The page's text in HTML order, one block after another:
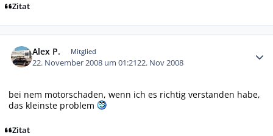
Zitat
Alex P. Mitglied
22. November 2008 um 01:2122. Nov 2008
bei nem motorschaden, wenn ich es richtig verstanden habe,
das kleinste problem
Zitat